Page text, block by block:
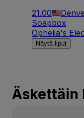
21.00
Soapbox
Ophelia's
Näytä liput
Äskettäin